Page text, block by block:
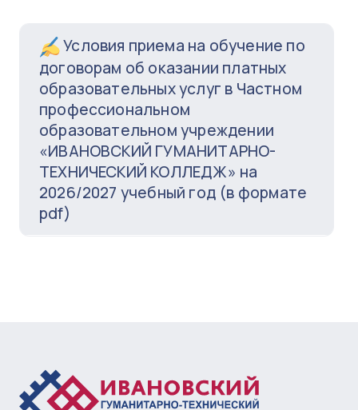
Условия приема на обучение по
договорам об оказании платных
образовательных услуг в Частном
профессиональном
образовательном учреждении
«ИВАНОВСКИЙ ГУМАНИТАРНО-
ТЕХНИЧЕСКИЙ КОЛЛЕДЖ» на
2026/2027 учебный год (в формате
pdf)